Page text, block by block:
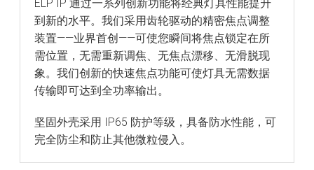
ELP IP 通过一系列创新功能将经典灯具性能提升
到新的水平。我们采用齿轮驱动的精密焦点调整
装置——业界首创——可使您瞬间将焦点锁定在所
需位置，无需重新调焦、无焦点漂移、无滑脱现
象。我们创新的快速焦点功能可使灯具无需数据
传输即可达到全功率输出。
坚固外壳采用 IP65 防护等级，具备防水性能，可
完全防尘和防止其他微粒侵入。